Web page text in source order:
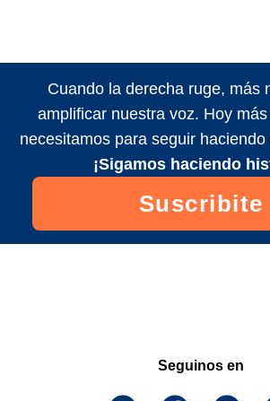
Cuando la derecha ruge, más
amplificar nuestra voz. Hoy
necesitamos para seguir
¡Sigamos haciendo
Suscribite
Seguinos en